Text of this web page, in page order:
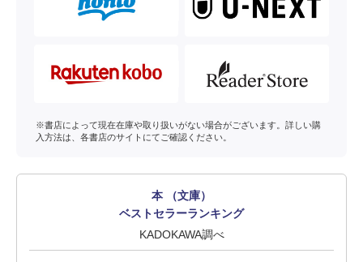
※書店によって現在在庫や取り扱いがない場合がございます。詳しい購
入方法は、各書店のサイトにてご確認ください。
本 （文庫）
ベストセラーランキング
KADOKAWA調べ